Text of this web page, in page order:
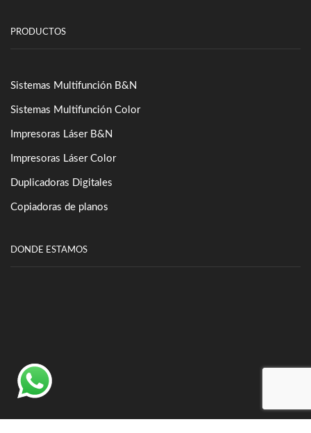
PRODUCTOS
Sistemas Multifunción B&N
Sistemas Multifunción Color
Impresoras Láser B&N
Impresoras Láser Color
Duplicadoras Digitales
Copiadoras de planos
DONDE ESTAMOS